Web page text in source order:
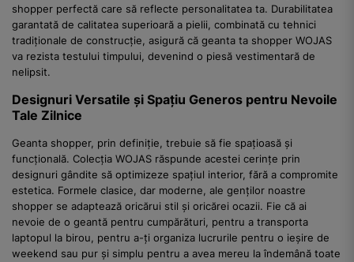
shopper perfectă care să reflecte personalitatea ta. Durabilitatea
garantată de calitatea superioară a pielii, combinată cu tehnici
tradiționale de construcție, asigură că geanta ta shopper WOJAS
va rezista testului timpului, devenind o piesă vestimentară de
nelipsit.
Designuri Versatile și Spațiu Generos pentru Nevoile
Tale Zilnice
Geanta shopper, prin definiție, trebuie să fie spațioasă și
funcțională. Colecția WOJAS răspunde acestei cerințe prin
designuri gândite să optimizeze spațiul interior, fără a compromite
estetica. Formele clasice, dar moderne, ale genților noastre
shopper se adaptează oricărui stil și oricărei ocazii. Fie că ai
nevoie de o geantă pentru cumpărături, pentru a transporta
laptopul la birou, pentru a-ți organiza lucrurile pentru o ieșire de
weekend sau pur și simplu pentru a avea mereu la îndemână toate